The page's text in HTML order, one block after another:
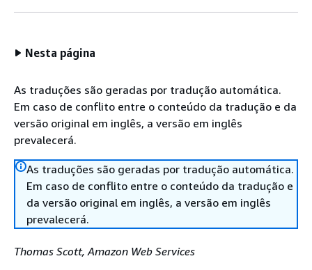
Nesta página
As traduções são geradas por tradução automática.
Em caso de conflito entre o conteúdo da tradução e da
versão original em inglês, a versão em inglês
prevalecerá.
As traduções são geradas por tradução automática.
Em caso de conflito entre o conteúdo da tradução e
da versão original em inglês, a versão em inglês
prevalecerá.
Thomas Scott, Amazon Web Services